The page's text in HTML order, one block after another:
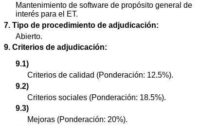
Mantenimiento de software de propósito general de
interés para el ET.
7. Tipo de procedimiento de adjudicación:
Abierto.
9. Criterios de adjudicación:
9.1)
Criterios de calidad (Ponderación: 12.5%).
9.2)
Criterios sociales (Ponderación: 18.5%).
9.3)
Mejoras (Ponderación: 20%).